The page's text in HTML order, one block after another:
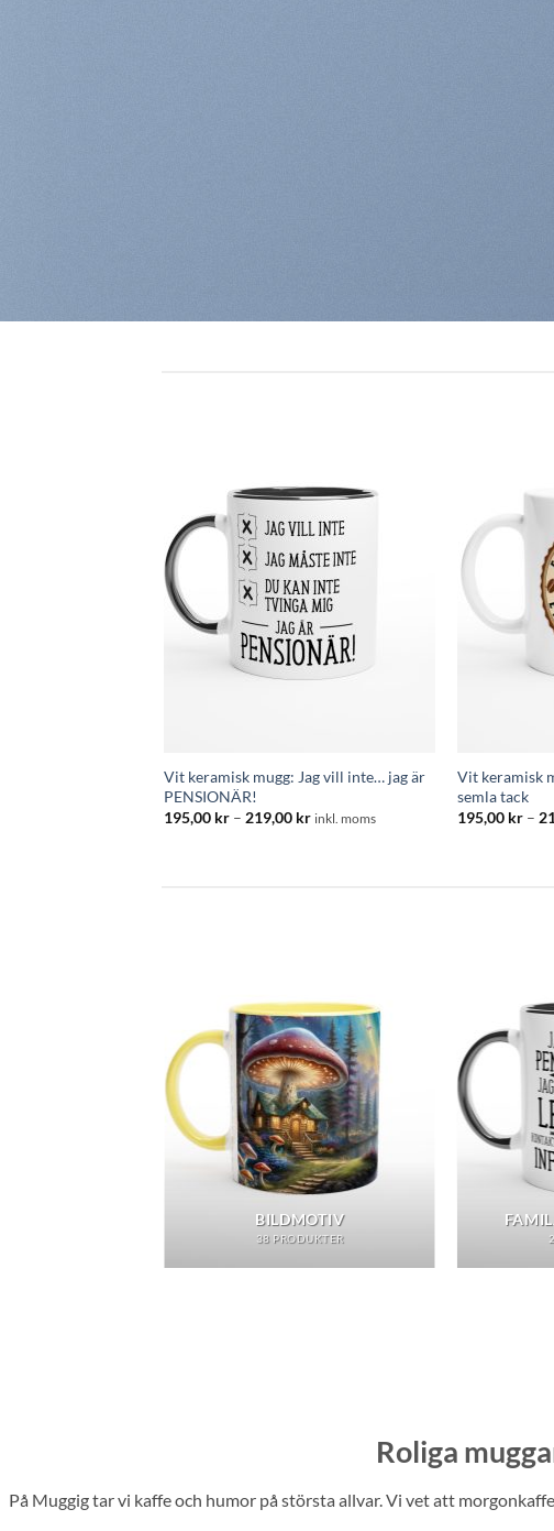
Vit keramisk mugg: Jag vill inte… jag är
PENSIONÄR!
195,00 kr – 219,00 krPrisintervall:
inkl. moms
Vit keramisk
semla tack
195,00 kr –
BILDMOTIV
38 PRODUKTER
Roliga
På Muggig tar vi kaffe och humor på största allvar. Vi vet att